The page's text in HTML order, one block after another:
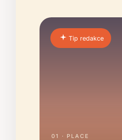
Tip redakce
01 · PLACE